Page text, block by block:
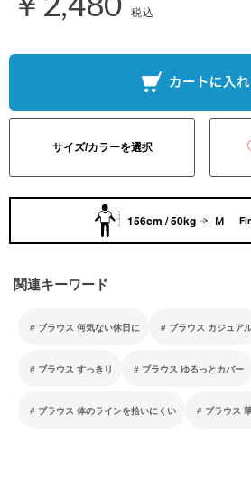
税込
サイズ/カラーを選択
156cm / 50kg Ｍ
関連キーワード
ブラウス 何気ない休日に ブラウス カジュア
ブラウス すっきり ブラウス ゆるっとカバー
ブラウス 体のラインを拾いにくい ブラウス